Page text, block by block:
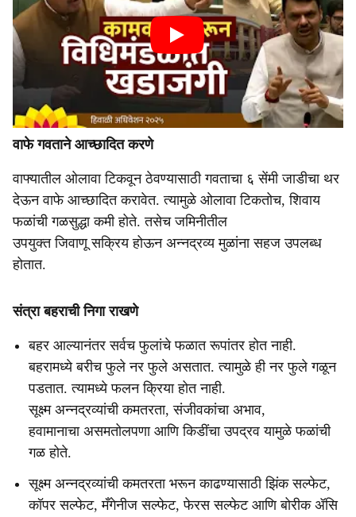
वाफे गवताने आच्छादित करणे
वाफ्यातील ओलावा टिकवून ठेवण्यासाठी गवताचा ६ सेंमी जाडीचा थर
देऊन वाफे आच्छादित करावेत. त्यामुळे ओलावा टिकतोच, शिवाय
फळांची गळसुद्धा कमी होते. तसेच जमिनीतील
उपयुक्त जिवाणू सक्रिय होऊन अन्नद्रव्य मुळांना सहज उपलब्ध
होतात.
संत्रा बहराची निगा राखणे
बहर आल्यानंतर सर्वच फुलांचे फळात रूपांतर होत नाही.
बहरामध्ये बरीच फुले नर फुले असतात. त्यामुळे ही नर फुले गळून
पडतात. त्यामध्ये फलन क्रिया होत नाही.
सूक्ष्म अन्नद्रव्यांची कमतरता, संजीवकांचा अभाव,
हवामानाचा असमतोलपणा आणि किडींचा उपद्रव यामुळे फळांची
गळ होते.
सूक्ष्म अन्नद्रव्यांची कमतरता भरून काढण्यासाठी झिंक सल्फेट,
कॉपर सल्फेट, मँगेनीज सल्फेट, फेरस सल्फेट आणि बोरीक ॲसि